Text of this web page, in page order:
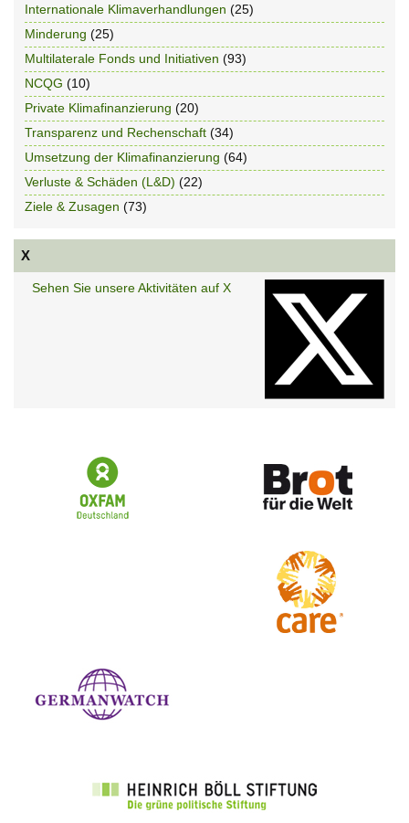
Internationale Klimaverhandlungen (25)
Minderung (25)
Multilaterale Fonds und Initiativen (93)
NCQG (10)
Private Klimafinanzierung (20)
Transparenz und Rechenschaft (34)
Umsetzung der Klimafinanzierung (64)
Verluste & Schäden (L&D) (22)
Ziele & Zusagen (73)
X
Sehen Sie unsere Aktivitäten auf X